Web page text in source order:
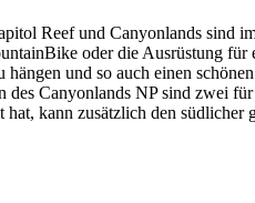
Reef und Canyonlands sind
oder die Ausrüstung für
und so auch einen
des Canyonlands NP sind zwei
kann zusätzlich den